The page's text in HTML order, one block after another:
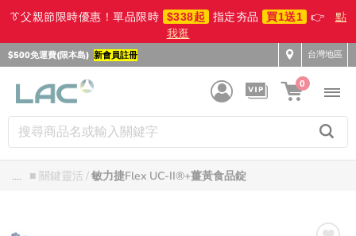
👔父親節限時優惠！單品限時 $338起 指定夯品 買1送1 👉
點
我逛
$500免運費(限本島) 新會員註冊 台灣地區
0
.... ■ 關鍵靈活 敏力捷Flex UC-II®+薑黃食品錠